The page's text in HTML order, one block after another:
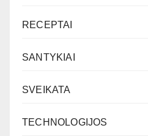
RECEPTAI
SANTYKIAI
SVEIKATA
TECHNOLOGIJOS